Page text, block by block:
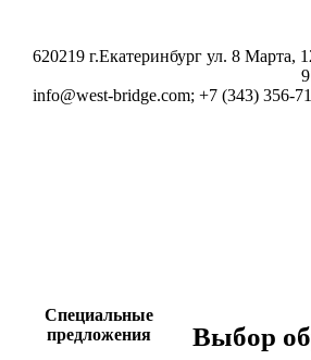
620219 г.Екатеринбург ул. 8 Марта,
info@west-bridge.com; +7 (343) 356-
Специальные
предложения
Выбор